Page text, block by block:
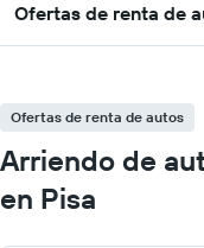
Ofertas de renta de
Ofertas de renta de autos
Arriendo de
en Pisa